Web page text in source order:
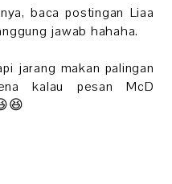
baca postingan Liaa
jawab hahaha.
jarang makan palingan
kalau pesan McD